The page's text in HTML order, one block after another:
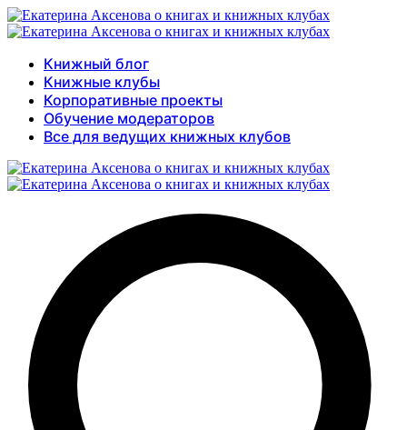
Книжный блог
Книжные клубы
Корпоративные проекты
Обучение модераторов
Все для ведущих книжных клубов